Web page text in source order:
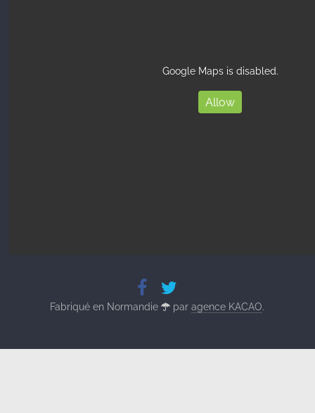
Google Maps is disabled.
Allow
Fabriqué en Normandie paragence KACAO.